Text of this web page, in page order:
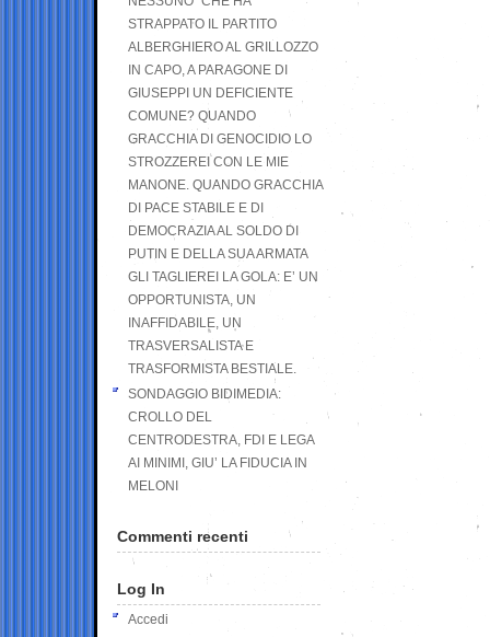
STRAPPATO IL PARTITO
ALBERGHIERO AL GRILLOZZO
IN CAPO, A PARAGONE DI
GIUSEPPI UN DEFICIENTE
COMUNE? QUANDO
GRACCHIA DI GENOCIDIO LO
STROZZEREI CON LE MIE
MANONE. QUANDO GRACCHIA
DI PACE STABILE E DI
DEMOCRAZIA AL SOLDO DI
PUTIN E DELLA SUA ARMATA
GLI TAGLIEREI LA GOLA: E’ UN
OPPORTUNISTA, UN
INAFFIDABILE, UN
TRASVERSALISTA E
TRASFORMISTA BESTIALE.
SONDAGGIO BIDIMEDIA:
CROLLO DEL
CENTRODESTRA, FDI E LEGA
AI MINIMI, GIU’ LA FIDUCIA IN
MELONI
Commenti recenti
Log In
Accedi